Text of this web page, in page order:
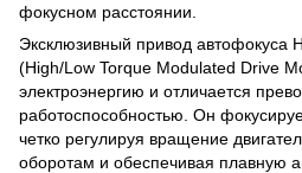
фокусном расстоянии.
Эксклюзивный привод автофокуса
(High/Low Torque Modulated Drive
электроэнергию и отличается
работоспособностью. Он
четко регулируя вращение
оборотам и обеспечивая плавную